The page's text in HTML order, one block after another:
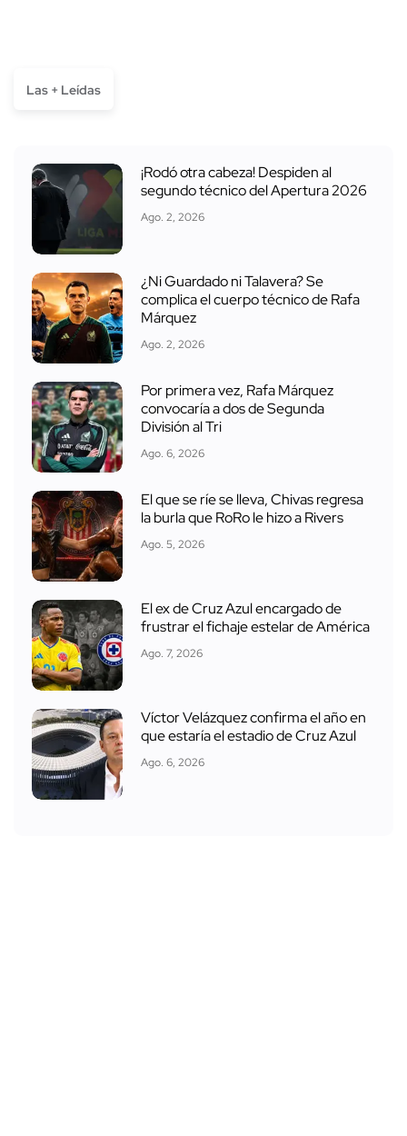
Las + Leídas
¡Rodó otra cabeza! Despiden al
segundo técnico del Apertura 2026
Ago. 2, 2026
¿Ni Guardado ni Talavera? Se
complica el cuerpo técnico de Rafa
Márquez
Ago. 2, 2026
Por primera vez, Rafa Márquez
convocaría a dos de Segunda
División al Tri
Ago. 6, 2026
El que se ríe se lleva, Chivas regresa
la burla que RoRo le hizo a Rivers
Ago. 5, 2026
El ex de Cruz Azul encargado de
frustrar el fichaje estelar de América
Ago. 7, 2026
Víctor Velázquez confirma el año en
que estaría el estadio de Cruz Azul
Ago. 6, 2026